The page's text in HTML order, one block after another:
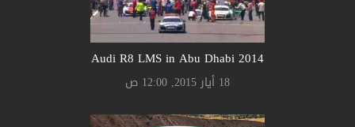
Audi R8 LMS in Abu Dhabi 2014
18 أيار 2015, 12:00 ص